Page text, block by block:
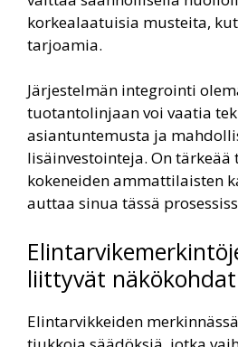
korkealaatuisia musteita,
tarjoamia.
Järjestelmän integrointi
tuotantolinjaan voi vaatia
asiantuntemusta ja
lisäinvestointeja. On tärkeää
kokeneiden ammattilaisten
auttaa sinua tässä
liittyvät näkökohdat
Elintarvikkeiden